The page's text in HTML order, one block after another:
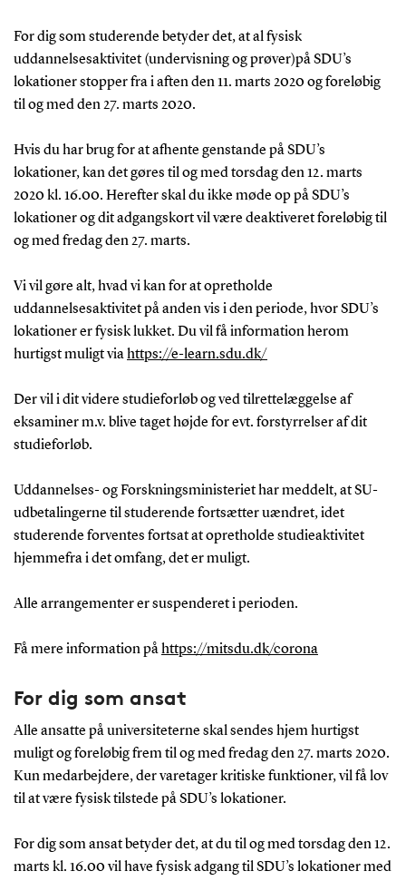
For dig som studerende betyder det, at al fysisk
uddannelsesaktivitet (undervisning og prøver)på SDU’s
lokationer stopper fra i aften den 11. marts 2020 og foreløbig
til og med den 27. marts 2020.
Hvis du har brug for at afhente genstande på SDU’s
lokationer, kan det gøres til og med torsdag den 12. marts
2020 kl. 16.00. Herefter skal du ikke møde op på SDU’s
lokationer og dit adgangskort vil være deaktiveret foreløbig til
og med fredag den 27. marts.
Vi vil gøre alt, hvad vi kan for at opretholde
uddannelsesaktivitet på anden vis i den periode, hvor SDU’s
lokationer er fysisk lukket. Du vil få information herom
hurtigst muligt viahttps://e-learn.sdu.dk/
Der vil i dit videre studieforløb og ved tilrettelæggelse af
eksaminer m.v. blive taget højde for evt. forstyrrelser af dit
studieforløb.
Uddannelses- og Forskningsministeriet har meddelt, at SU-
udbetalingerne til studerende fortsætter uændret, idet
studerende forventes fortsat at opretholde studieaktivitet
hjemmefra i det omfang, det er muligt.
Alle arrangementer er suspenderet i perioden.
Få mere information påhttps://mitsdu.dk/corona
For dig som ansat
Alle ansatte på universiteterne skal sendes hjem hurtigst
muligt og foreløbig frem til og med fredag den 27. marts 2020.
Kun medarbejdere, der varetager kritiske funktioner, vil få lov
til at være fysisk tilstede på SDU’s lokationer.
For dig som ansat betyder det, at du til og med torsdag den 12.
marts kl. 16.00 vil have fysisk adgang til SDU’s lokationer med